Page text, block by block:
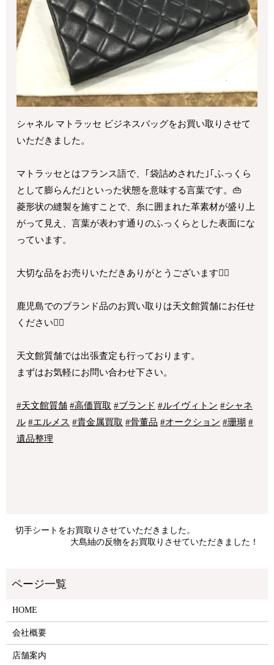
シャネル マトラッセ ビジネスバッグをお買い取りさせて
いただきました。
マトラッセとはフランス語で、｢袋詰めされた｣｢ふっくら
として膨らんだ｣といった状態を意味する言葉です。👜
菱形状の縫製を施すことで、糸に囲まれた革素材が盛り上
がって見え、言葉が表わす通りのふっくらとした表面にな
っています。
大切な品をお売りいただきありがとうございます🙇‍♂️
鹿児島でのブランド品のお買い取りは天文館質舗にお任せ
ください💁‍♂️
天文館質舗では出張査定も行っております。
まずはお気軽にお問い合わせ下さい。
#天文館質舗 #高価買取 #ブランド #ルイヴィトン #シャネ
ル #エルメス #貴金属買取 #骨董品 #オークション #珊瑚 #
遺品整理
切手シートをお買取りさせていただきました。
大島紬の反物をお買取りさせていただきました！
HOME
会社概要
店舗案内